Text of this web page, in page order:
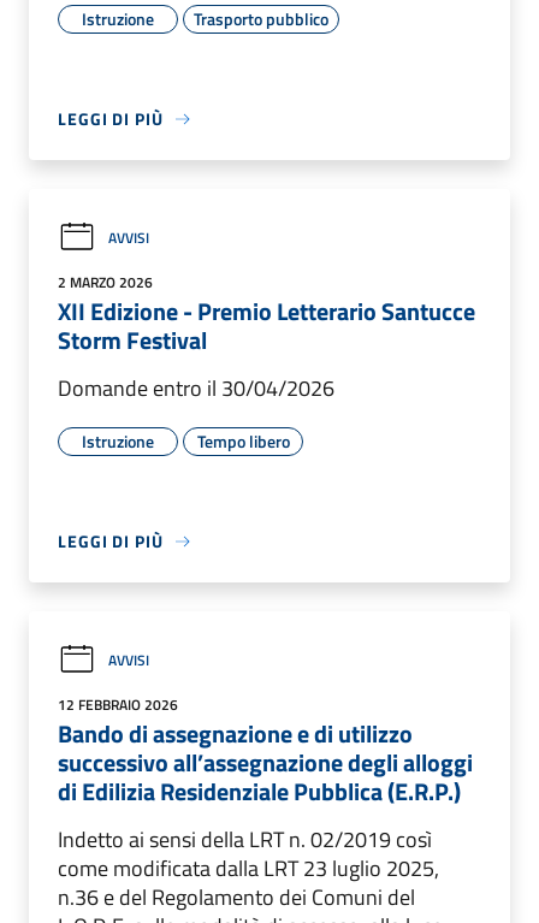
Istruzione
Trasporto pubblico
LEGGI DI PIÙ
AVVISI
2 MARZO 2026
XII Edizione - Premio Letterario Santucce
Storm Festival
Domande entro il 30/04/2026
Istruzione Tempo libero
LEGGI DI PIÙ
AVVISI
12 FEBBRAIO 2026
Bando di assegnazione e di utilizzo
successivo all’assegnazione degli alloggi
di Edilizia Residenziale Pubblica (E.R.P.)
Indetto ai sensi della LRT n. 02/2019 così
come modificata dalla LRT 23 luglio 2025,
n.36 e del Regolamento dei Comuni del